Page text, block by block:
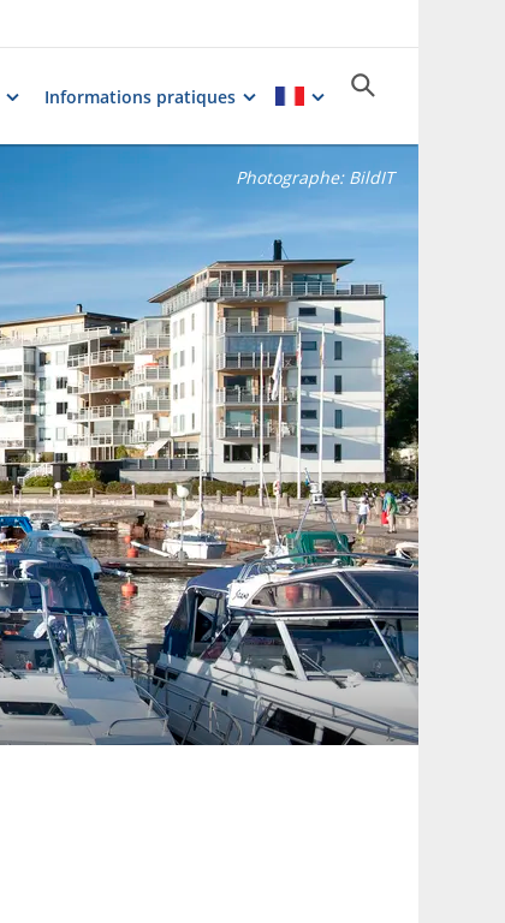
Informations pratiques
Photographe: BildIT